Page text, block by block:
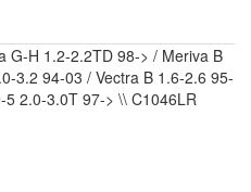
G-H 1.2-2.2TD 98-> / Meriva B
3.2 94-03 / Vectra B 1.6-2.6 95-
2.0-3.0T 97-> \\ C1046LR